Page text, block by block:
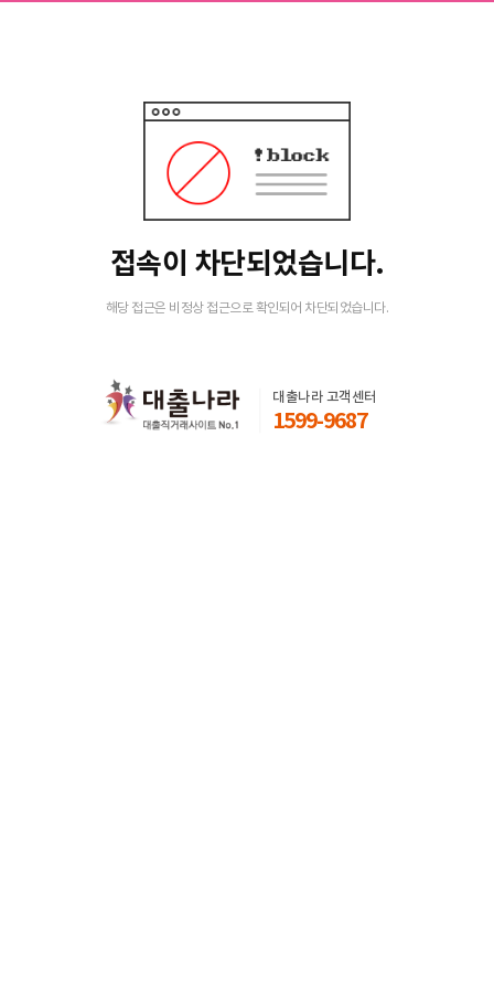
접속이 차단되었습니다.
해당 접근은 비정상 접근으로 확인되어 차단되었습니다.
대출나라 고객센터
1599-9687